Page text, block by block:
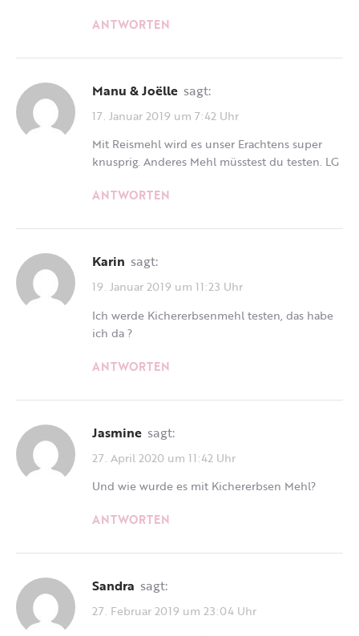
ANTWORTEN
Manu & Joëlle sagt:
17. Januar 2019 um 7:42 Uhr
Mit Reismehl wird es unser Erachtens super
knusprig. Anderes Mehl müsstest du testen. LG
ANTWORTEN
Karin sagt:
19. Januar 2019 um 11:23 Uhr
Ich werde Kichererbsenmehl testen, das habe
ich da ?
ANTWORTEN
Jasmine sagt:
27. April 2020 um 11:42 Uhr
Und wie wurde es mit Kichererbsen Mehl?
ANTWORTEN
Sandra sagt:
27. Februar 2019 um 23:04 Uhr